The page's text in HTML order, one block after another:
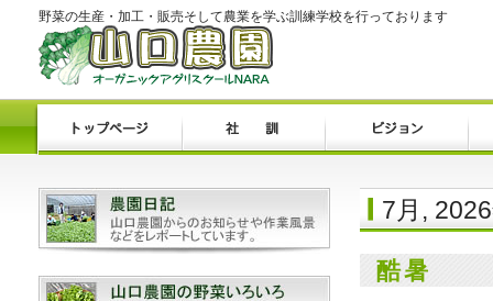
野菜の生産・加工・販売そして農業を学ぶ訓練学校を行っております
7月,
酷暑